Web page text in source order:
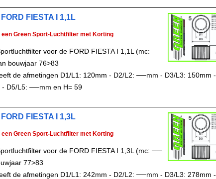
FIESTA I 1,1L
een Green Sport-Luchtfilter met Korting
voor de FORD FIESTA I 1,1L (mc:
bouwjaar 76>83
de afmetingen D1/L1: 120mm - D2/L2: ──mm - D3/L3: 150mm -
D5/L5: ──mm en H= 59
FIESTA I 1,3L
een Green Sport-Luchtfilter met Korting
voor de FORD FIESTA I 1,3L (mc: ──
77>83
de afmetingen D1/L1: 242mm - D2/L2: ──mm - D3/L3: 278mm -